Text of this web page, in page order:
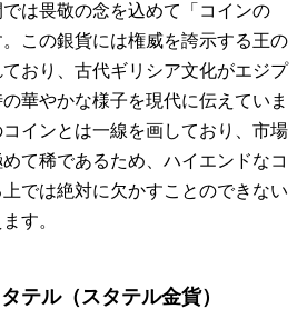
は畏敬の念を込めて「コインの
この銀貨には権威を誇示する王の
おり、古代ギリシア文化がエジプ
華やかな様子を現代に伝えていま
インとは一線を画しており、市場
て稀であるため、ハイエンドなコ
では絶対に欠かすことのできない
す。
テル（スタテル金貨）